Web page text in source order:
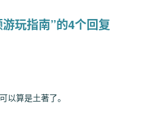
玩指南”的4个回复
以算是土著了。